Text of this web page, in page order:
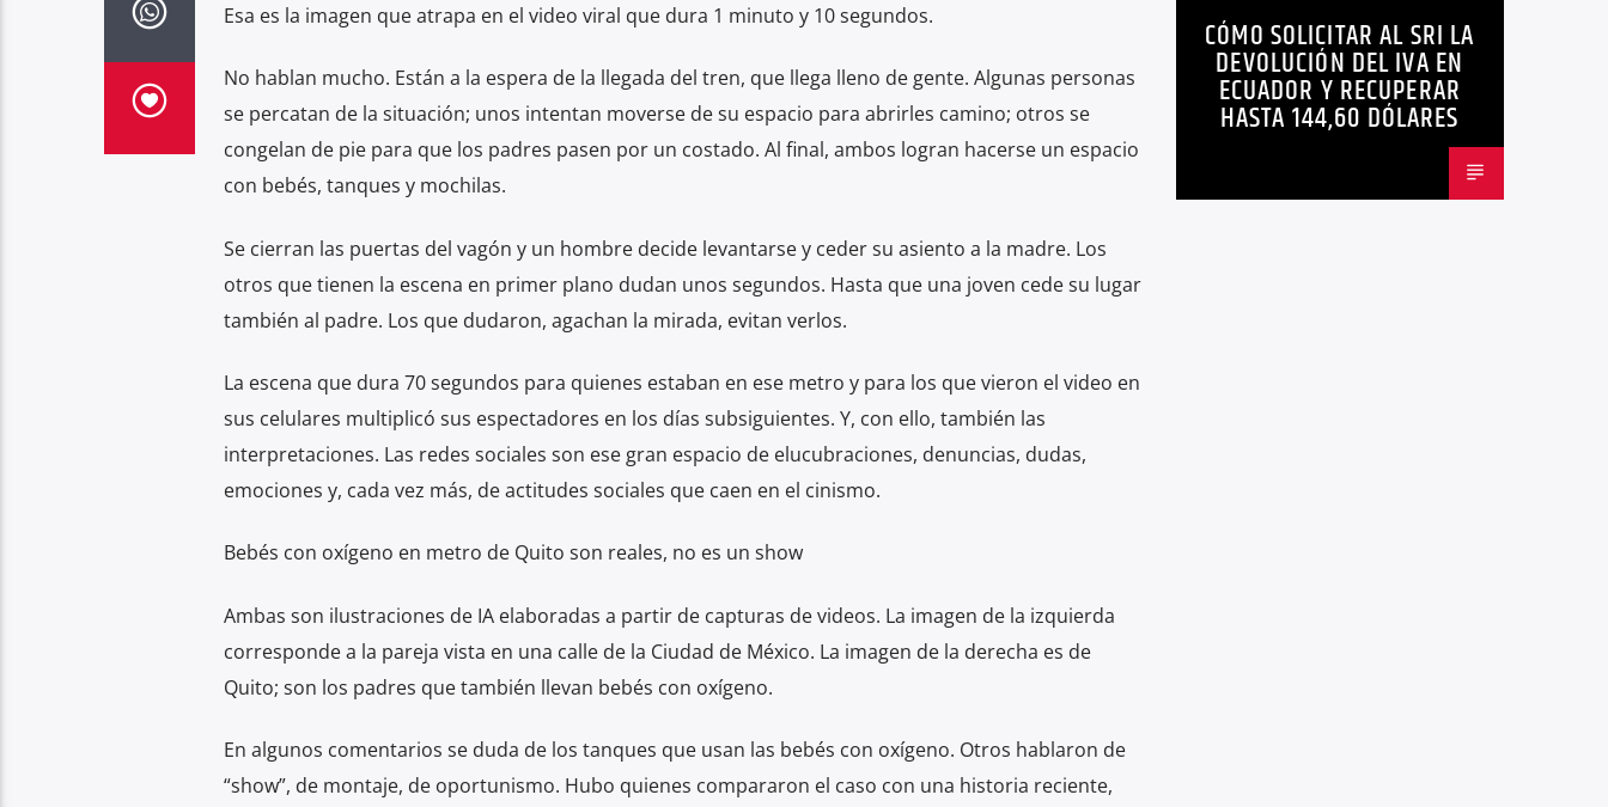
Esa es la imagen que atrapa en el video viral que dura 1 minuto y 10 segundos.
No hablan mucho. Están a la espera de la llegada del tren, que llega lleno de gente. Algunas personas
se percatan de la situación; unos intentan moverse de su espacio para abrirles camino; otros se
congelan de pie para que los padres pasen por un costado. Al final, ambos logran hacerse un espacio
con bebés, tanques y mochilas.
Se cierran las puertas del vagón y un hombre decide levantarse y ceder su asiento a la madre. Los
otros que tienen la escena en primer plano dudan unos segundos. Hasta que una joven cede su lugar
también al padre. Los que dudaron, agachan la mirada, evitan verlos.
La escena que dura 70 segundos para quienes estaban en ese metro y para los que vieron el video en
sus celulares multiplicó sus espectadores en los días subsiguientes. Y, con ello, también las
interpretaciones. Las redes sociales son ese gran espacio de elucubraciones, denuncias, dudas,
emociones y, cada vez más, de actitudes sociales que caen en el cinismo.
Bebés con oxígeno en metro de Quito son reales, no es un show
Ambas son ilustraciones de IA elaboradas a partir de capturas de videos. La imagen de la izquierda
corresponde a la pareja vista en una calle de la Ciudad de México. La imagen de la derecha es de
Quito; son los padres que también llevan bebés con oxígeno.
En algunos comentarios se duda de los tanques que usan las bebés con oxígeno. Otros hablaron de
“show”, de montaje, de oportunismo. Hubo quienes compararon el caso con una historia reciente,
ECUADOR
NEGOCIOS
NOTICIAS
PERSONAS CON DISCAPACIDAD
CÓMO SOLICITAR AL SRI LA
DEVOLUCIÓN DEL IVA EN
ECUADOR Y RECUPERAR
HASTA 144,60 DÓLARES